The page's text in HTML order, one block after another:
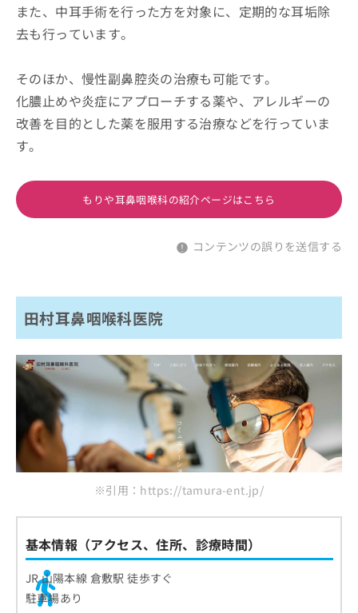
また、中耳手術を行った方を対象に、定期的な耳垢除
去も行っています。
そのほか、慢性副鼻腔炎の治療も可能です。
化膿止めや炎症にアプローチする薬や、アレルギーの
改善を目的とした薬を服用する治療などを行っていま
す。
もりや耳鼻咽喉科の紹介ページはこちら
コンテンツの誤りを送信する
田村耳鼻咽喉科医院
※引用：https://tamura-ent.jp/
基本情報（アクセス、住所、診療時間）
JR 山陽本線 倉敷駅 徒歩すぐ
駐車場あり